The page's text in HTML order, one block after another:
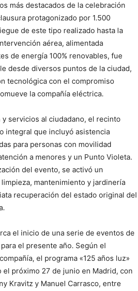
más destacados de la celebración
protagonizado por 1.500
de este tipo realizado hasta la
aérea, alimentada
de energía 100% renovables, fue
desde diversos puntos de la ciudad,
tecnológica con el compromiso
la compañía eléctrica.
servicios al ciudadano, el recinto
integral que incluyó asistencia
para personas con movilidad
a menores y un Punto Violeta.
del evento, se activó un
mantenimiento y jardinería
recuperación del estado original del
el inicio de una serie de eventos de
el presente año. Según el
el programa «125 años luz»
próximo 27 de junio en Madrid, con
Kravitz y Manuel Carrasco, entre